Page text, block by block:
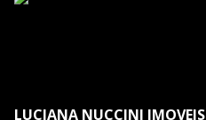
LUCIANA NUCCINI IMOVEIS